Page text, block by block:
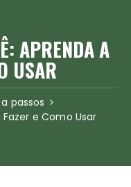
APRENDA A
USAR
passos
e Como Usar